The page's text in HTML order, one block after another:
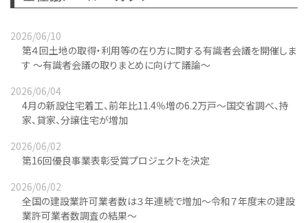
2026/06/10
第４回土地の取得・利用等の在り方に関する有識者会議を開催しま
す ～有識者会議の取りまとめに向けて議論～
2026/06/04
4月の新設住宅着工、前年比11.4％増の6.2万戸～国交省調べ、持
家、貸家、分譲住宅が増加
2026/06/02
第16回優良事業表彰受賞プロジェクトを決定
2026/06/02
全国の建設業許可業者数は３年連続で増加～令和７年度末の建設
業許可業者数調査の結果～